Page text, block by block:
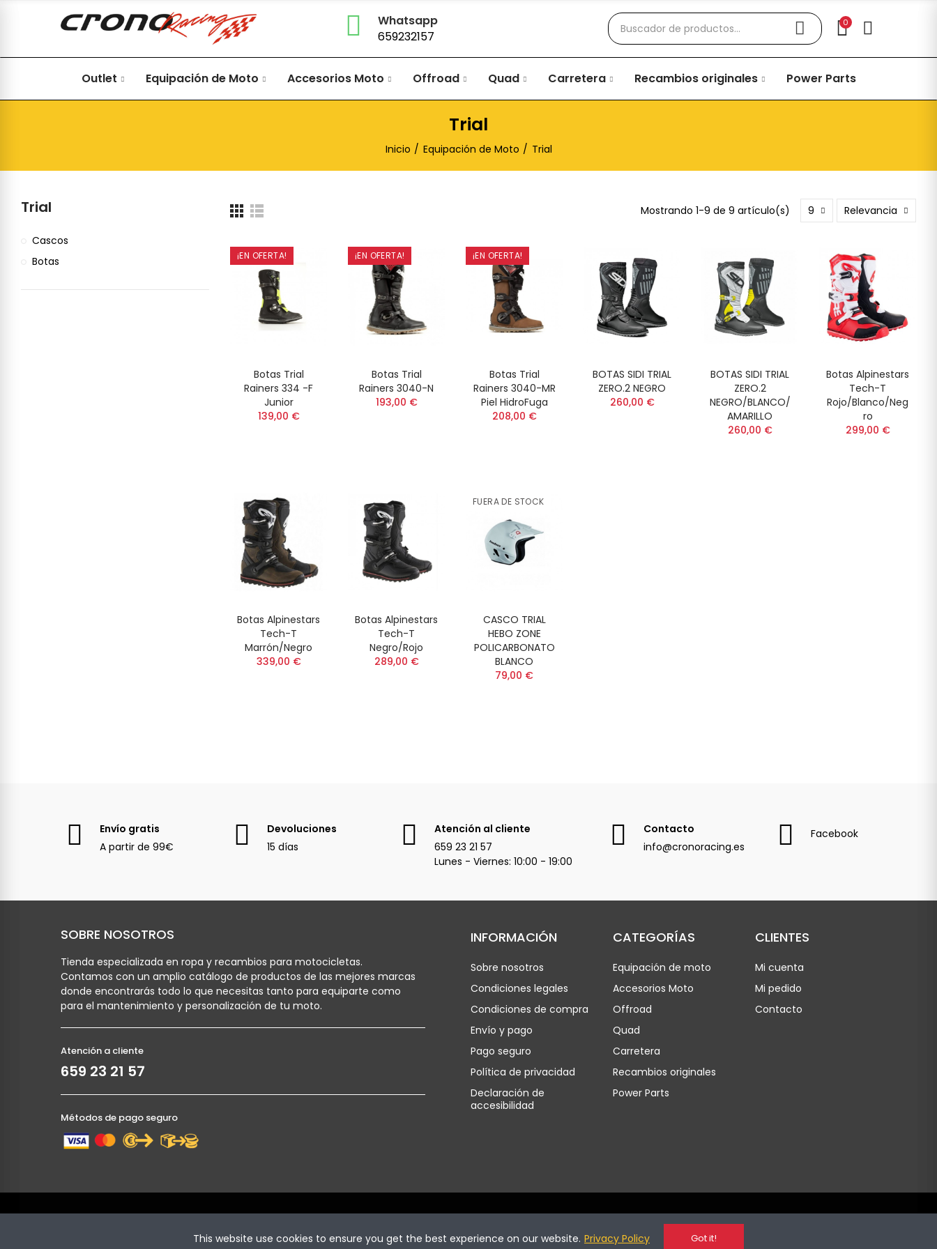
Whatsapp
659232157
0
Outlet Equipación de Moto Accesorios Moto Offroad Quad Carretera Recambios originales Power Parts
Trial
Inicio Equipación de Moto Trial
Mostrando 1-9 de 9 artículo(s) 9 Relevancia
¡EN OFERTA!
Botas Trial
Rainers 334 -F
Junior
139,00 €
¡EN OFERTA!
Botas Trial
Rainers 3040-N
193,00 €
¡EN OFERTA!
Botas Trial
Rainers 3040-MR
Piel HidroFuga
208,00 €
BOTAS SIDI TRIAL
ZERO.2 NEGRO
260,00 €
BOTAS SIDI TRIAL
ZERO.2
NEGRO/BLANCO/
AMARILLO
260,00 €
Botas Alpinestars
Tech-T
Rojo/Blanco/Neg
Ro
299,00 €
Botas Alpinestars
Tech-T
Marrón/Negro
339,00 €
Botas Alpinestars
Tech-T
Negro/Rojo
289,00 €
FUERA DE STOCK
CASCO TRIAL
HEBO ZONE
POLICARBONATO
BLANCO
79,00 €
Trial
Cascos
Botas
Envío gratis
A partir de 99€
Devoluciones
15 días
Atención al cliente
659 23 21 57
Lunes - Viernes: 10:00 - 19:00
Contacto
info@cronoracing.es
Facebook
SOBRE NOSOTROS
Tienda especializada en ropa y recambios para motocicletas.
Contamos con un amplio catálogo de productos de las mejores marcas
donde encontrarás todo lo que necesitas tanto para equiparte como
para el mantenimiento y personalización de tu moto.
Atención a cliente
659 23 21 57
Métodos de pago seguro
INFORMACIÓN
Sobre nosotros
Condiciones legales
Condiciones de compra
Envío y pago
Pago seguro
Política de privacidad
Declaración de
accesibilidad
CATEGORÍAS
Equipación de moto
Accesorios Moto
Offroad
Quad
Carretera
Recambios originales
Power Parts
CLIENTES
Mi cuenta
Mi pedido
Contacto
This website use cookies to ensure you get the best experience on our website. Privacy Policy Got it!